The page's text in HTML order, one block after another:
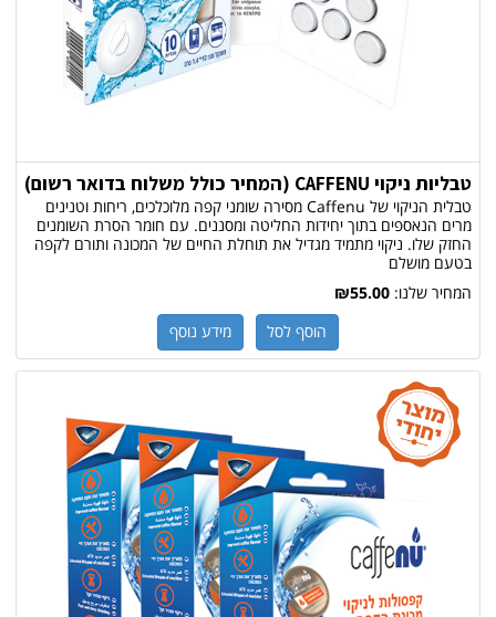
טבליות ניקוי CAFFENU (המחיר כולל משלוח בדואר רשום)
טבלית הניקוי של Caffenu מסירה שומני קפה מלוכלכים, ריחות וטנינים
מרים הנאספים בתוך יחידות החליטה ומסננים. עם חומר הסרת השומנים
החזק שלו. ניקוי מתמיד מגדיל את תוחלת החיים של המכונה ותורם לקפה
בטעם מושלם
המחיר שלנו: ₪55.00
הוסף לסל מידע נוסף